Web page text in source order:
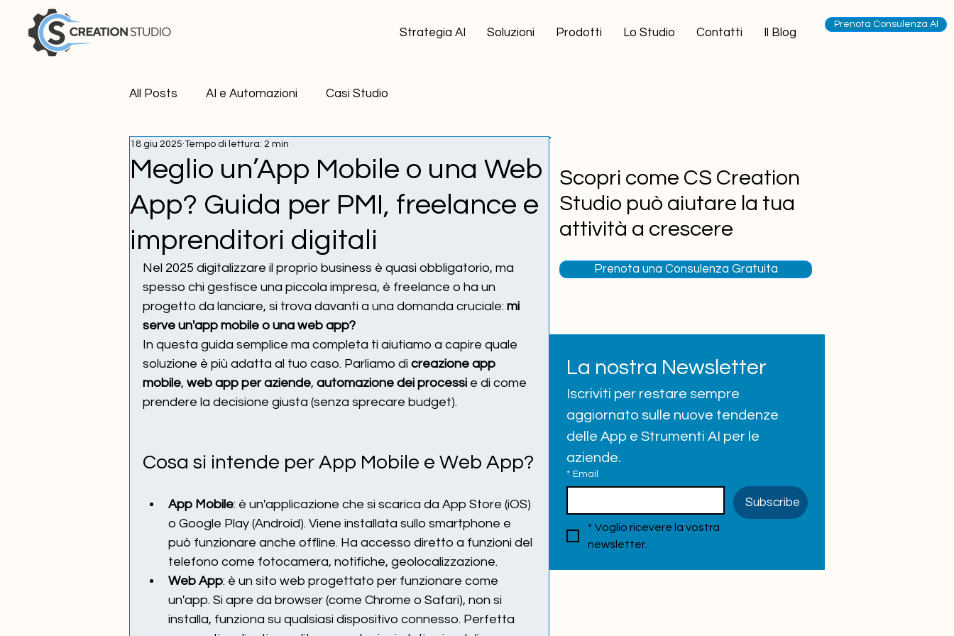
Strategia AI Soluzioni Prodotti Lo Studio Contatti Il Blog
Prenota Consulenza AI
All Posts AI e Automazioni Casi Studio
Strumenti digitali di Tendenza
Web App & App Mobile
Meglio un’App Mobile o una Web
App? Guida per PMI, freelance e
imprenditori digitali
18 giu 2025 Tempo di lettura: 2 min
Nel 2025 digitalizzare il proprio business è quasi obbligatorio, ma
spesso chi gestisce una piccola impresa, è freelance o ha un
progetto da lanciare, si trova davanti a una domanda cruciale: mi
serve un'app mobile o una web app?
In questa guida semplice ma completa ti aiutiamo a capire quale
soluzione è più adatta al tuo caso. Parliamo di creazione app
mobile, web app per aziende, automazione dei processi e di come
prendere la decisione giusta (senza sprecare budget).
Cosa si intende per App Mobile e Web App?
App Mobile: è un'applicazione che si scarica da App Store (iOS)
o Google Play (Android). Viene installata sullo smartphone e
può funzionare anche offline. Ha accesso diretto a funzioni del
telefono come fotocamera, notifiche, geolocalizzazione.
Web App: è un sito web progettato per funzionare come
un'app. Si apre da browser (come Chrome o Safari), non si
installa, funziona su qualsiasi dispositivo connesso. Perfetta
Scopri come CS Creation
Studio può aiutare la tua
attività a crescere
Prenota una Consulenza Gratuita
La nostra Newsletter
Iscriviti per restare sempre
aggiornato sulle nuove tendenze
delle App e Strumenti AI per le
aziende.
* Email
Subscribe
* Voglio ricevere la vostra
newsletter.